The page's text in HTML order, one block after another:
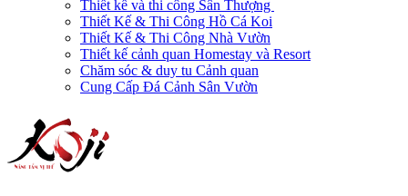
Thiết kế và thi công Sân Thượng
Thiết Kế & Thi Công Hồ Cá Koi
Thiết Kế & Thi Công Nhà Vườn
Thiết kế cảnh quan Homestay và Resort
Chăm sóc & duy tu Cảnh quan
Cung Cấp Đá Cảnh Sân Vườn